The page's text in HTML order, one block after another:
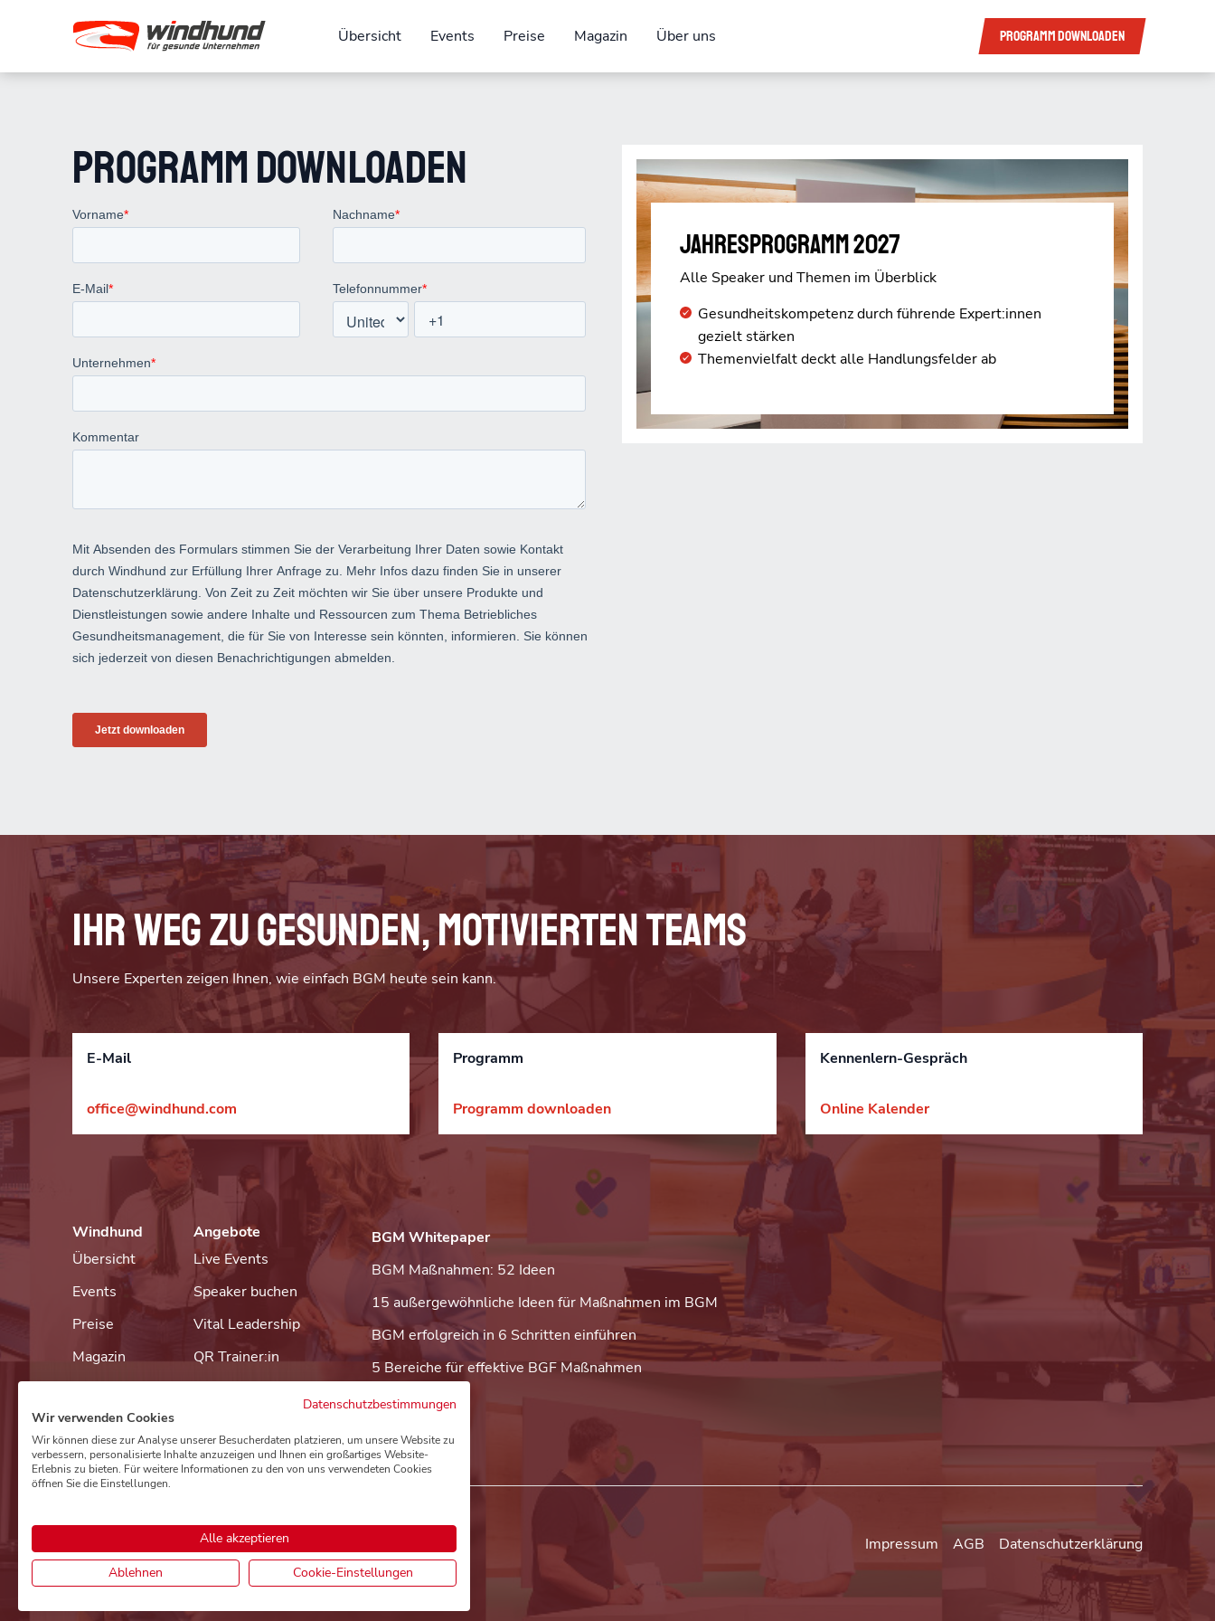
Übersicht Events Preise Magazin Über uns Programmdownloaden
Programm downloaden
Jahresprogramm 2027
Alle Speaker und Themen im Überblick
Gesundheitskompetenz durch führende Expert:innen
gezielt stärken
Themenvielfalt deckt alle Handlungsfelder ab
Ihr Weg zu gesunden, motivierten Teams
Unsere Experten zeigen Ihnen, wie einfach BGM heute sein kann.
E-Mail
office@windhund.com
Programm
Programm downloaden
Kennenlern-Gespräch
Online Kalender
Windhund
Übersicht
Events
Preise
Magazin
Kontakt
Angebote
Live Events
Speaker buchen
Vital Leadership
QR Trainer:in
BGM Whitepaper
BGM Maßnahmen: 52 Ideen
15 außergewöhnliche Ideen für Maßnahmen im BGM
BGM erfolgreich in 6 Schritten einführen
5 Bereiche für effektive BGF Maßnahmen
Linkedin Impressum AGB Datenschutzerklärung
Datenschutzbestimmungen
Wir verwenden Cookies
Wir können diese zur Analyse unserer Besucherdaten platzieren, um unsere Website zu
verbessern, personalisierte Inhalte anzuzeigen und Ihnen ein großartiges Website-
Erlebnis zu bieten. Für weitere Informationen zu den von uns verwendeten Cookies
öffnen Sie die Einstellungen.
Alle akzeptieren
Ablehnen
Cookie-Einstellungen